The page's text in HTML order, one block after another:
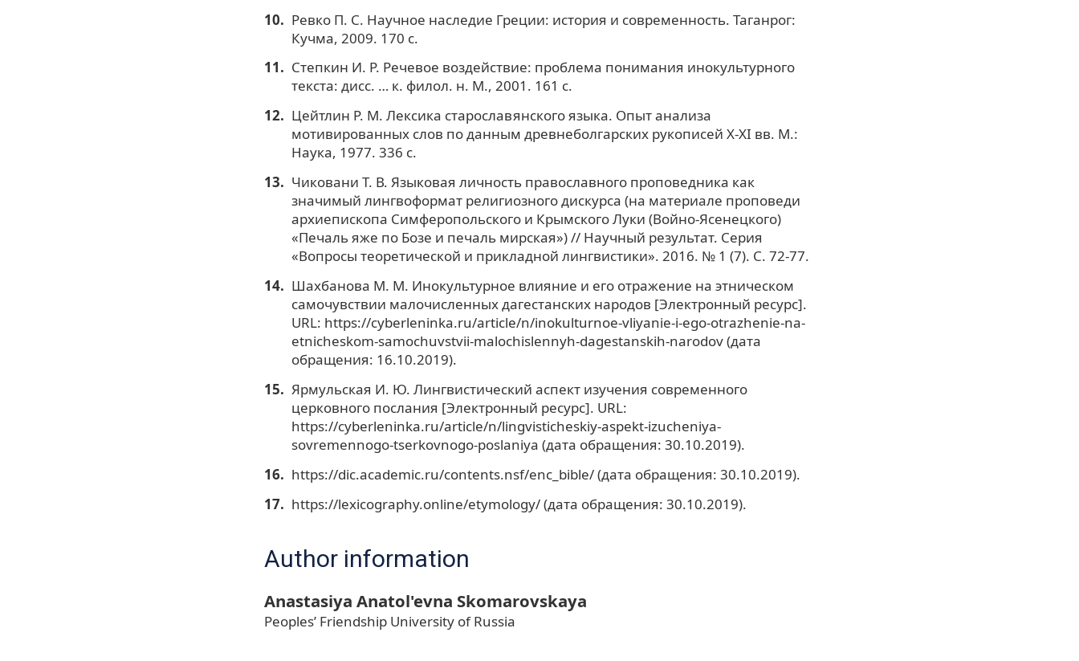
Ревко П. С. Научное наследие Греции: история и современность. Таганрог:
Кучма, 2009. 170 с.
Степкин И. Р. Речевое воздействие: проблема понимания инокультурного
текста: дисс. … к. филол. н. М., 2001. 161 с.
Цейтлин Р. М. Лексика старославянского языка. Опыт анализа
мотивированных слов по данным древнеболгарских рукописей X-XI вв. М.:
Наука, 1977. 336 с.
Чиковани Т. В. Языковая личность православного проповедника как
значимый лингвоформат религиозного дискурса (на материале проповеди
архиепископа Симферопольского и Крымского Луки (Войно-Ясенецкого)
«Печаль яже по Бозе и печаль мирская») // Научный результат. Серия
«Вопросы теоретической и прикладной лингвистики». 2016. № 1 (7). С. 72-77.
Шахбанова М. М. Инокультурное влияние и его отражение на этническом
самочувствии малочисленных дагестанских народов [Электронный ресурс].
URL: https://cyberleninka.ru/article/n/inokulturnoe-vliyanie-i-ego-otrazhenie-na-
etnicheskom-samochuvstvii-malochislennyh-dagestanskih-narodov (дата
обращения: 16.10.2019).
Ярмульская И. Ю. Лингвистический аспект изучения современного
церковного послания [Электронный ресурс]. URL:
https://cyberleninka.ru/article/n/lingvisticheskiy-aspekt-izucheniya-
sovremennogo-tserkovnogo-poslaniya (дата обращения: 30.10.2019).
https://dic.academic.ru/contents.nsf/enc_bible/ (дата обращения: 30.10.2019).
https://lexicography.online/etymology/ (дата обращения: 30.10.2019).
Author information
Anastasiya Anatol'evna Skomarovskaya
Peoples’ Friendship University of Russia